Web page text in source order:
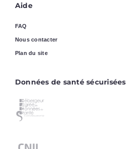
Aide
FAQ
Nous contacter
Plan du site
Données de santé sécurisées